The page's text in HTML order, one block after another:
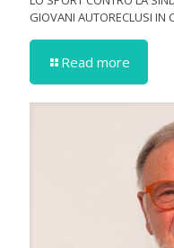
GIOVANI AUTORECLUSI IN
Read more